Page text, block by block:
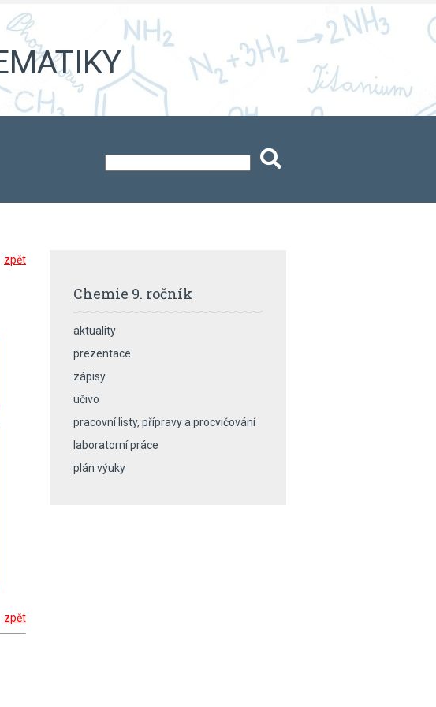
zpět
zpět
Chemie 9. ročník
aktuality
prezentace
zápisy
učivo
pracovní listy, přípravy a procvičování
laboratorní práce
plán výuky